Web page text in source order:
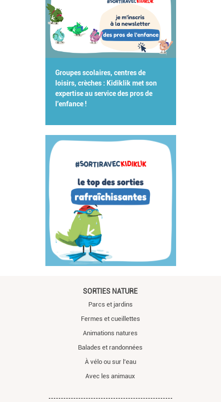
Groupes scolaires, centres de
loisirs, crèches : Kidiklik met son
expertise au service des pros de
l'enfance !
SORTIES NATURE
Parcs et jardins
Fermes et cueillettes
Animations natures
Balades et randonnées
À vélo ou sur l'eau
Avec les animaux